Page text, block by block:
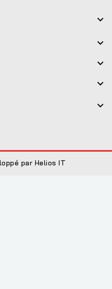





par Helios IT